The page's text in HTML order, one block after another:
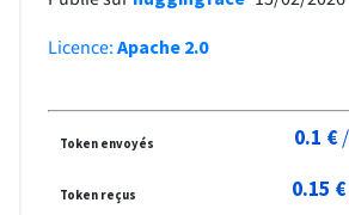
Licence: Apache 2.0
Token envoyés 0.1 €/
Token reçus 0.15 €